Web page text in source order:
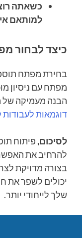
כשאתה
למותאם
כיצד לבחור
בחירת מפתח
מפתח עם ניסיון
הבנה מעמיקה של
דוגמאות לעבודות
לסיכום, פיתוח
להרחיב את
בצורה מדויקת
יכולים לשפר את
שלך לייחודי יותר.